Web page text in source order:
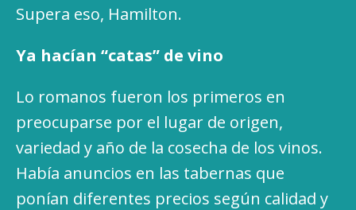
Supera eso, Hamilton.
Ya hacían “catas” de vino
Lo romanos fueron los primeros en
preocuparse por el lugar de origen,
variedad y año de la cosecha de los vinos.
Había anuncios en las tabernas que
ponían diferentes precios según calidad y